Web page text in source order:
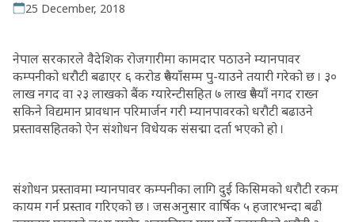
25 December, 2018
नेपाल सरकारले वैदेशिक रोजगारीमा कामदार पठाउने म्यानपावर
कम्पनीको धरौटी बढाएर ६ करोड रुपैयाँसम्म पु-याउने तयारी गरेको छ । ३०
लाख नगद वा २३ लाखको बैंक ग्यारेन्टीसहित ७ लाख रुपैयाँ नगद राख्न
सकिने विद्यमान प्रावधान परिमार्जन गरी म्यानपावरको धरौटी बढाउने
प्रस्तावसहितको ऐन संशोधन विधेयक संसद्मा दर्ता भएको हो ।
संशोधन प्रस्तावमा म्यानपावर कम्पनीका लागि दुई किसिमको धरौटी रकम
कायम गर्न प्रस्ताव गरिएको छ । जसअनुसार वार्षिक ५ हजारभन्दा बढी